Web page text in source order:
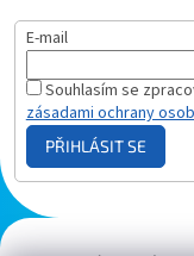
E-mail
Souhlasím se
zásadami ochrany
PŘIHLÁSIT SE